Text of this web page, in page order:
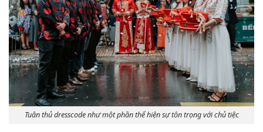
Tuân thủ dresscode như một phần thể hiện sự tôn trọng với chủ tiệc